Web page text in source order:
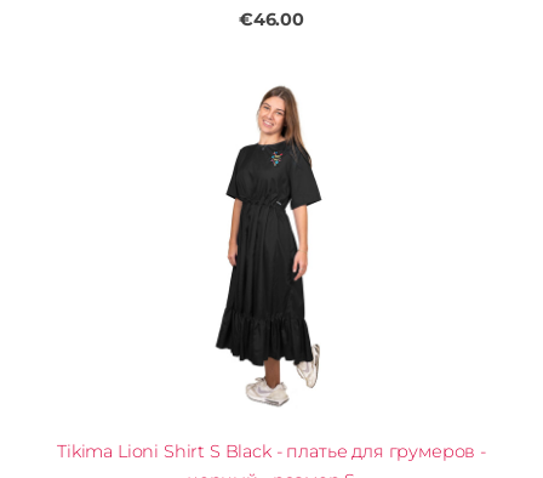
€46.00
Tikima Lioni Shirt S Black - платье для грумеров -